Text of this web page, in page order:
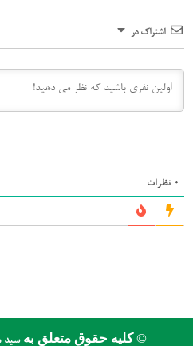
اشتراک در
0 نظرات
© کلیه حقوق متعلق بهسید